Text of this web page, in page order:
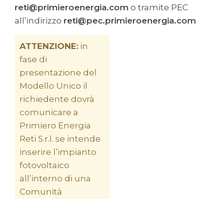
reti@primieroenergia.com o tramite PEC
all’indirizzo reti@pec.primieroenergia.com
ATTENZIONE: in
fase di
presentazione del
Modello Unico il
richiedente dovrà
comunicare a
Primiero Energia
Reti S.r.l. se intende
inserire l’impianto
fotovoltaico
all’interno di una
Comunità